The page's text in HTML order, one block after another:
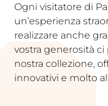
Ogni visitatore di
un’esperienza
realizzare anche
vostra generosità
nostra collezione,
innovativi e molto